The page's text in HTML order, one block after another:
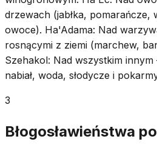
drzewach (jabłka, pomarańcze,
owoce). Ha'Adama: Nad
rosnącymi z ziemi (marchew,
Szehakol: Nad wszystkim
nabiał, woda, słodycze i
3
Błogosławieństwa